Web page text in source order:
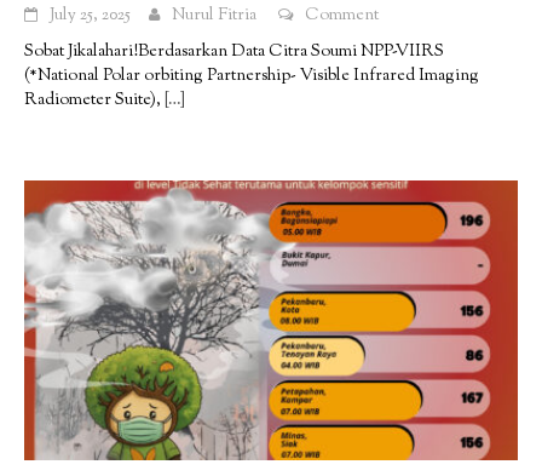
July 25, 2025 Nurul Fitria
Comment
Sobat Jikalahari!Berdasarkan Data Citra Soumi NPP-VIIRS
(*National Polar orbiting Partnership- Visible Infrared Imaging
Radiometer Suite), […]